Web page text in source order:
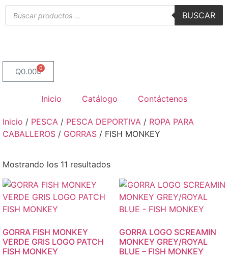
BUSCAR
Q0.00 0
Inicio Catálogo Contáctenos
Inicio / PESCA / PESCA DEPORTIVA / ROPA PARA
CABALLEROS / GORRAS / FISH MONKEY
Mostrando los 11 resultados
GORRA FISH MONKEY
VERDE GRIS LOGO PATCH
FISH MONKEY
GORRA LOGO SCREAMIN
MONKEY GREY/ROYAL
BLUE – FISH MONKEY